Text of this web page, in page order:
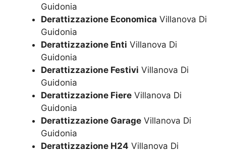
Guidonia
Derattizzazione Economica Villanova Di
Guidonia
Derattizzazione Enti Villanova Di
Guidonia
Derattizzazione Festivi Villanova Di
Guidonia
Derattizzazione Fiere Villanova Di
Guidonia
Derattizzazione Garage Villanova Di
Guidonia
Derattizzazione H24 Villanova Di